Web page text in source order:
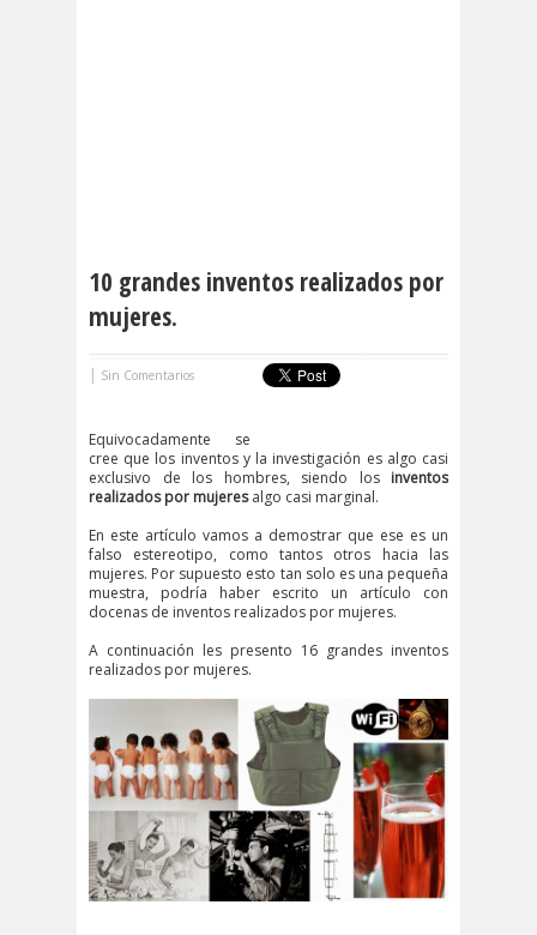
10 grandes inventos realizados por
mujeres.
| Sin Comentarios
Equivocadamente se
cree que los inventos y la investigación es algo casi
exclusivo de los hombres, siendo losinventos
realizados por mujeresalgo casi marginal.
En este artículo vamos a demostrar que ese es un
falso estereotipo, como tantos otros hacia las
mujeres. Por supuesto esto tan solo es una pequeña
muestra, podría haber escrito un artículo con
docenas de inventos realizados por mujeres.
A continuación les presento 16 grandes inventos
realizados por mujeres.